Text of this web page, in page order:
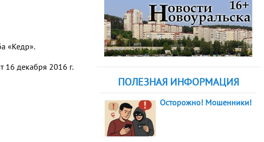
«Кедр».
16 декабря 2016 г.
ПОЛЕЗНАЯ ИНФОРМАЦИЯ
Осторожно! Мошенники!